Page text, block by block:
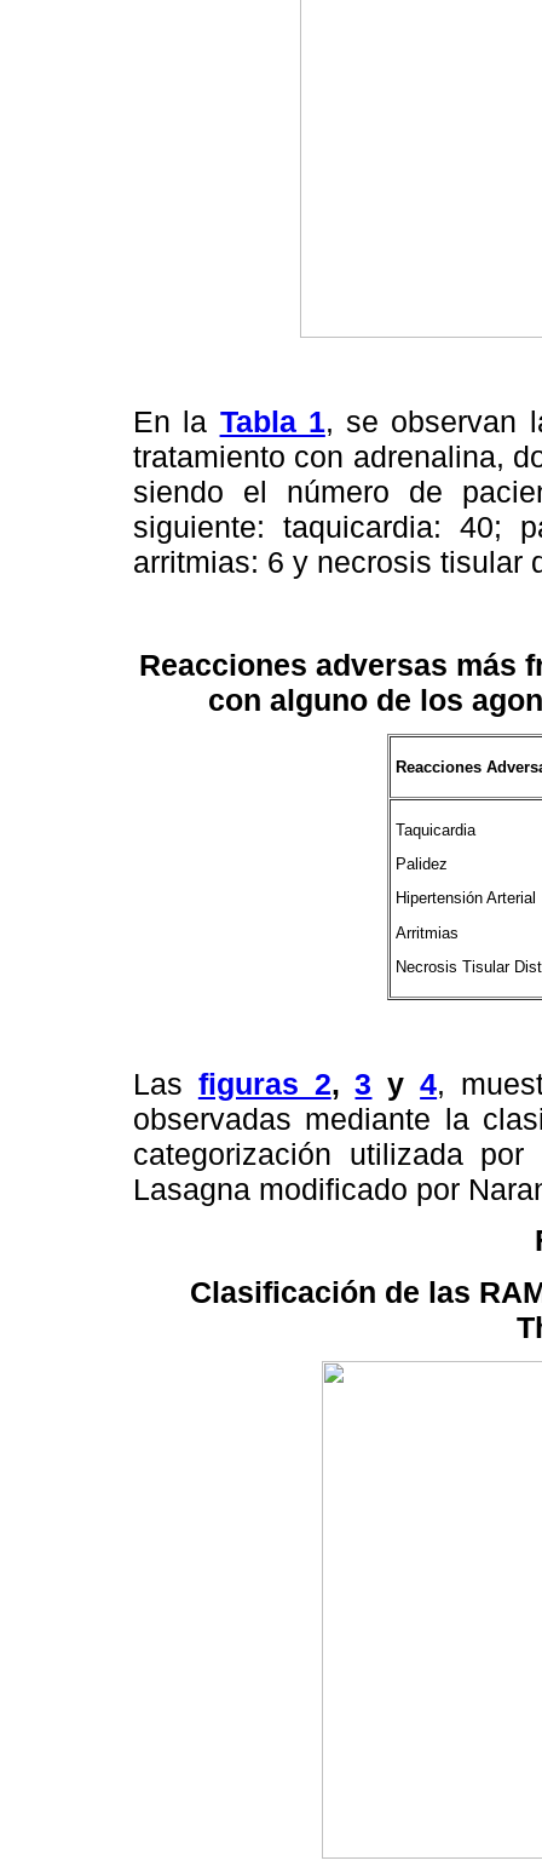
En la Tabla 1, se observan
tratamiento con adrenalina,
siendo el número de
siguiente: taquicardia: 40;
arritmias: 6 y necrosis tisular
Reacciones adversas más
con alguno de los
Reacciones
Taquicardia
Palidez
Hipertensión Arterial
Arritmias
Necrosis Tisular
Las figuras 2,3 y4,
observadas mediante la
categorización utilizada
Lasagna modificado por
Clasificación de las